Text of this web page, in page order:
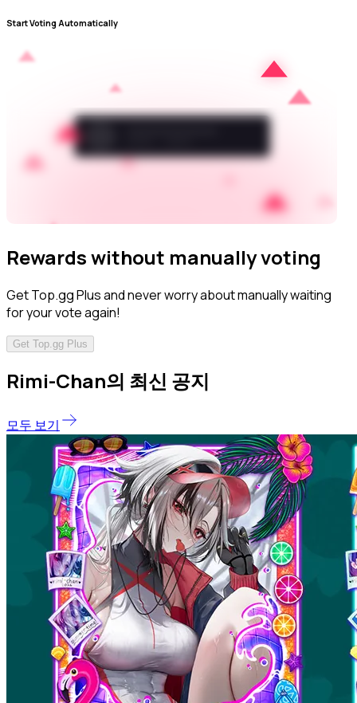
Start Voting Automatically
Rewards without manually voting
Get Top.gg Plus and never worry about manually waiting
for your vote again!
Get Top.gg Plus
Rimi-Chan의 최신 공지
모두 보기